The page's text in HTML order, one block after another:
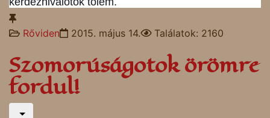
Rőviden 2015. május 14. Találatok: 2160
Szomorúságotok örömre
fordul!